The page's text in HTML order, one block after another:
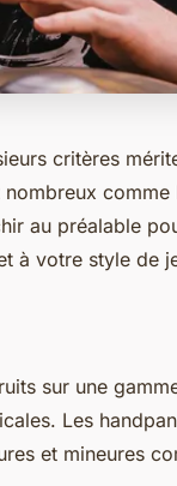
critères
au préalable
à votre style de
sur une
Les
et mineures